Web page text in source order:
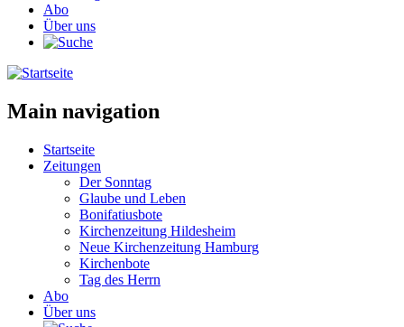
Abo
Über uns
Main navigation
Startseite
Zeitungen
Der Sonntag
Glaube und Leben
Bonifatiusbote
Kirchenzeitung Hildesheim
Neue Kirchenzeitung Hamburg
Kirchenbote
Tag des Herrn
Abo
Über uns